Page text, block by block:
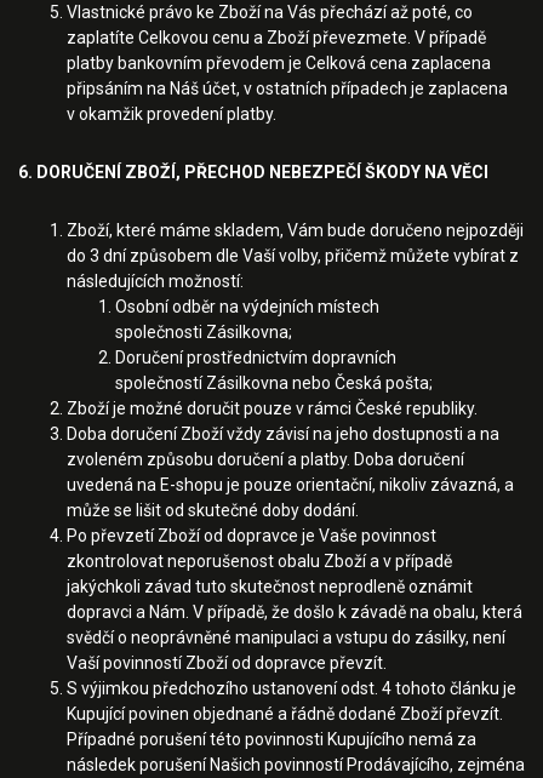
Vlastnické právo ke Zboží na Vás přechází až poté, co
zaplatíte Celkovou cenu a Zboží převezmete. V případě
platby bankovním převodem je Celková cena zaplacena
připsáním na Náš účet, v ostatních případech je zaplacena
v okamžik provedení platby.
6. DORUČENÍ ZBOŽÍ, PŘECHOD NEBEZPEČÍ ŠKODY NA VĚCI
Zboží, které máme skladem, Vám bude doručeno nejpozději
do 3 dní způsobem dle Vaší volby, přičemž můžete vybírat z
následujících možností:
Osobní odběr na výdejních místech
společnosti Zásilkovna;
Doručení prostřednictvím dopravních
společností Zásilkovna nebo Česká pošta;
Zboží je možné doručit pouze v rámci České republiky.
Doba doručení Zboží vždy závisí na jeho dostupnosti a na
zvoleném způsobu doručení a platby. Doba doručení
uvedená na E-shopu je pouze orientační, nikoliv závazná, a
může se lišit od skutečné doby dodání.
Po převzetí Zboží od dopravce je Vaše povinnost
zkontrolovat neporušenost obalu Zboží a v případě
jakýchkoli závad tuto skutečnost neprodleně oznámit
dopravci a Nám. V případě, že došlo k závadě na obalu, která
svědčí o neoprávněné manipulaci a vstupu do zásilky, není
Vaší povinností Zboží od dopravce převzít.
S výjimkou předchozího ustanovení odst. 4 tohoto článku je
Kupující povinen objednané a řádně dodané Zboží převzít.
Případné porušení této povinnosti Kupujícího nemá za
následek porušení Našich povinností Prodávajícího, zejména